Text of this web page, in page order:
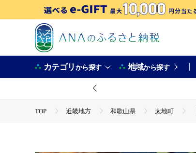
カテゴリから探す 地域から探す
TOP 近畿地方 和歌山県 太地町